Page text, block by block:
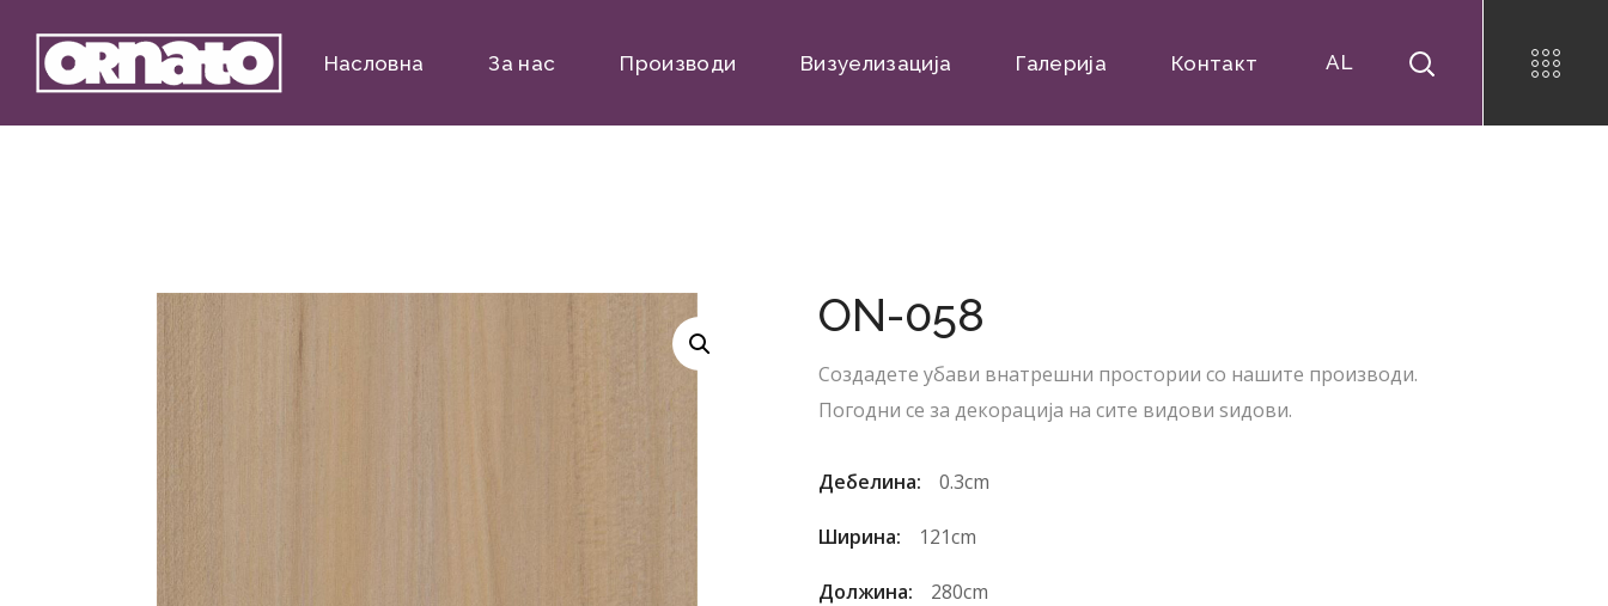
Насловна За нас Производи Визуелизација Галерија Контакт AL
ON-058
Создадете убави внатрешни простории со нашите производи.
Погодни се за декорација на сите видови ѕидови.
Дебелина: 0.3cm
Ширина: 121cm
Должина: 280cm